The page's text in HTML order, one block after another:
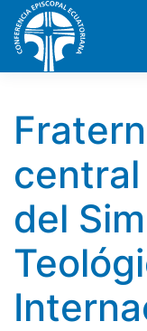
Skip to main
del